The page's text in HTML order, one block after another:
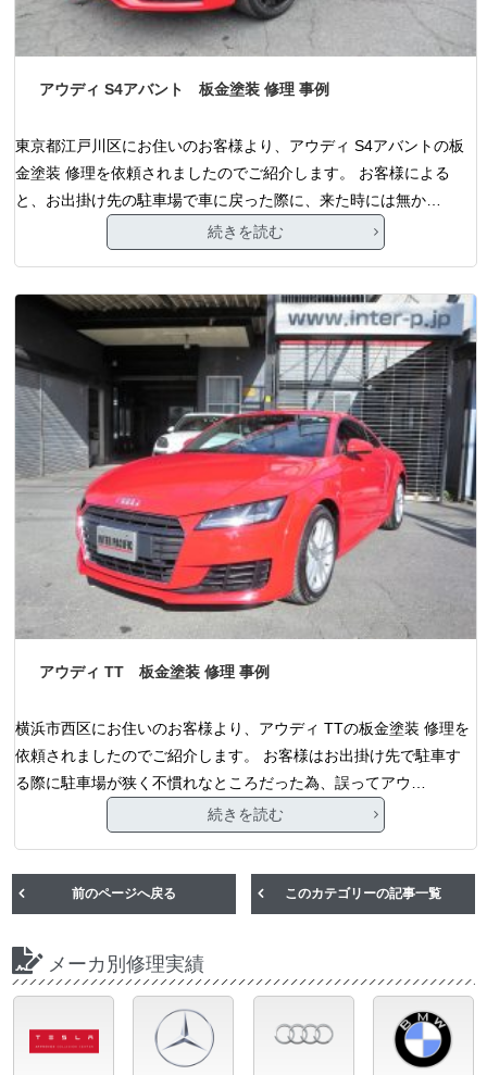
アウディ S4アバント 板金塗装 修理 事例
東京都江戸川区にお住いのお客様より、アウディ S4アバントの板
金塗装 修理を依頼されましたのでご紹介します。 お客様による
と、お出掛け先の駐車場で車に戻った際に、来た時には無か…
続きを読む
アウディ TT 板金塗装 修理 事例
横浜市西区にお住いのお客様より、アウディ TTの板金塗装 修理を
依頼されましたのでご紹介します。 お客様はお出掛け先で駐車す
る際に駐車場が狭く不慣れなところだった為、誤ってアウ…
続きを読む
前のページへ戻る このカテゴリーの記事一覧
メーカ別修理実績